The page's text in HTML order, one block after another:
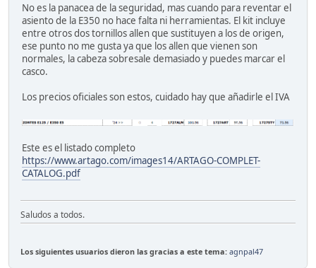
No es la panacea de la seguridad, mas cuando para reventar el
asiento de la E350 no hace falta ni herramientas. El kit incluye
entre otros dos tornillos allen que sustituyen a los de origen,
ese punto no me gusta ya que los allen que vienen son
normales, la cabeza sobresale demasiado y puedes marcar el
casco.
Los precios oficiales son estos, cuidado hay que añadirle el IVA
Este es el listado completo
https://www.artago.com/images14/ARTAGO-COMPLET-
CATALOG.pdf
Saludos a todos.
Los siguientes usuarios dieron las gracias a este tema: agnpal47